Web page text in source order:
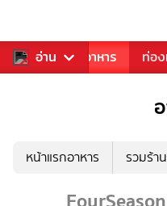
อ่าน
การเพลง อาหาร ท่อ
หน้าแรกอาหาร รวมร้า